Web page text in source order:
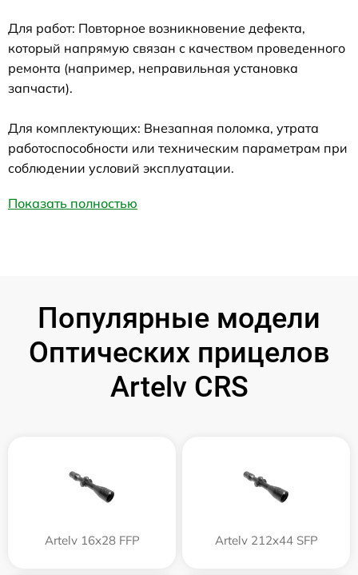
Для работ: Повторное возникновение дефекта,
который напрямую связан с качеством проведенного
ремонта (например, неправильная установка
запчасти).
Для комплектующих: Внезапная поломка, утрата
работоспособности или техническим параметрам при
соблюдении условий эксплуатации.
Показать полностью
Популярные модели
Оптических прицелов
Artelv CRS
Artelv 16x28 FFP Artelv 212x44 SFP